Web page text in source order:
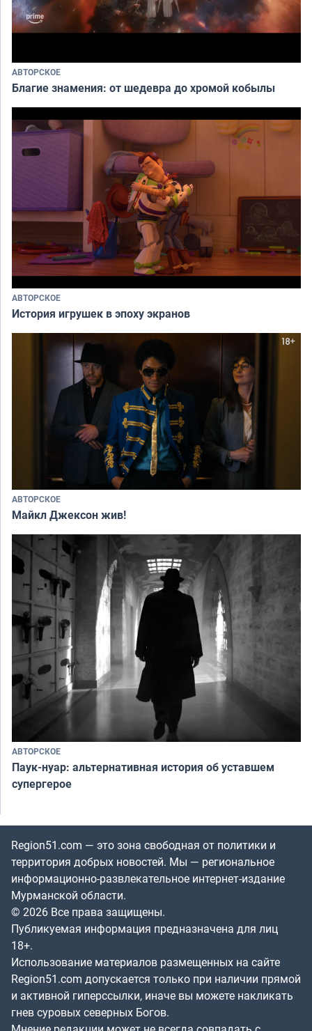
АВТОРСКОЕ
Благие знамения: от шедевра до хромой кобылы
АВТОРСКОЕ
История игрушек в эпоху экранов
АВТОРСКОЕ
Майкл Джексон жив!
АВТОРСКОЕ
Паук-нуар: альтернативная история об уставшем
супергерое
Region51.com — это зона свободная от политики и
территория добрых новостей. Мы — региональное
информационно-развлекательное интернет-издание
Мурманской области.
© 2026 Все права защищены.
Публикуемая информация предназначена для лиц
18+.
Использование материалов размещенных на сайте
Region51.com допускается только при наличии прямой
и активной гиперссылки, иначе вы можете накликать
гнев суровых северных Богов.